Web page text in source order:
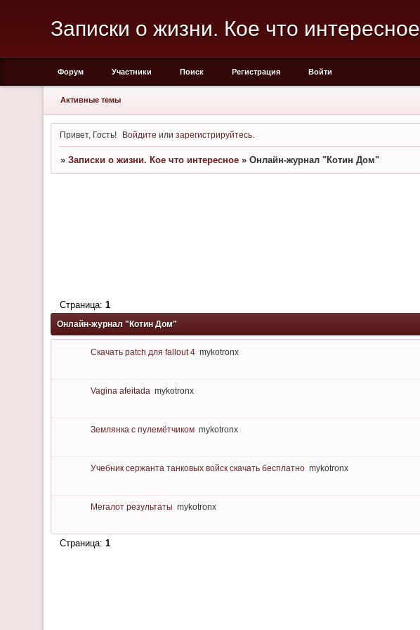
Записки о жизни. Кое что интересное
Форум Участники Поиск Регистрация Войти
Активные темы
Привет, Гость! Войдите илизарегистрируйтесь
» Записки о жизни. Кое что интересное » Онлайн-журнал "Котин Дом"
Онлайн-журнал "Котин Дом"
Страница: 1
Скачать patch для fallout 4 mykotronx
Vagina afeitada mykotronx
Землянка с пулемётчиком mykotronx
Учебник сержанта танковых войск скачать бесплатно mykotronx
Мегалот результаты mykotronx
Страница: 1